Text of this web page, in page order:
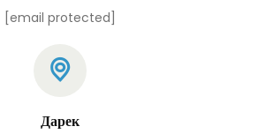
[email protected]
Дарек